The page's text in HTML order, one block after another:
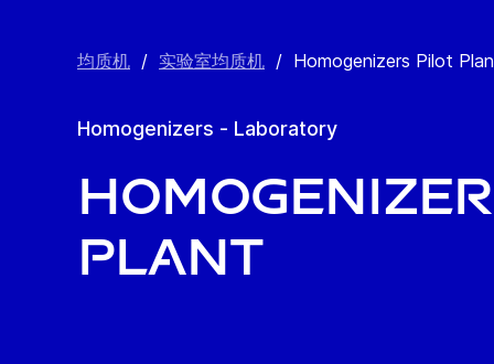
均质机 / 实验室均质机 / Homogenizers Pilot
Homogenizers - Laboratory
Plant